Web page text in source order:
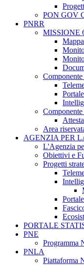
PON GOV
PNRR
MISSIONE
Componente
Componente
Area
AGENZIA PER
L'Agenzia
Obiettivi e
Progetti
PORTALE
PNE
Programma
PNLA
Piattaforma